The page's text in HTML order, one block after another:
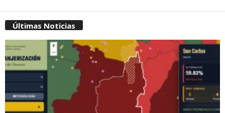
Últimas Noticias